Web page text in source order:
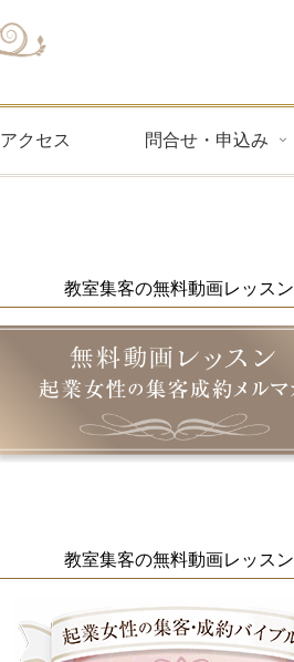
アクセス 問合せ・申込み
教室集客の無料動画レッスン
教室集客の無料動画レッスン